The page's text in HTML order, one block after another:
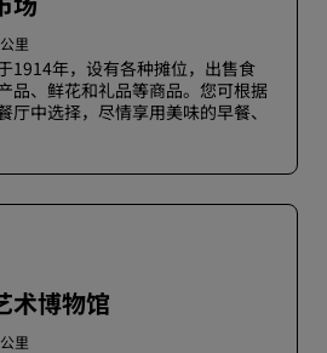
里
1914年，设有各种摊位，出售食
品、鲜花和礼品等商品。您可根据
厅中选择，尽情享用美味的早餐、
术博物馆
里